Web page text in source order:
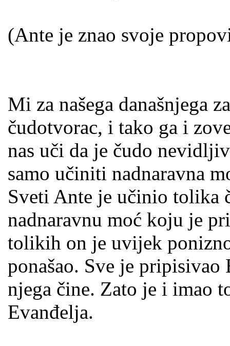
(Ante je znao svoje
Mi za našega današnjega
čudotvorac, i tako ga i
nas uči da je čudo
samo učiniti nadnaravna
Sveti Ante je učinio tolika
nadnaravnu moć koju je
tolikih on je uvijek
ponašao. Sve je
njega čine. Zato je i imao
Evanđelja.